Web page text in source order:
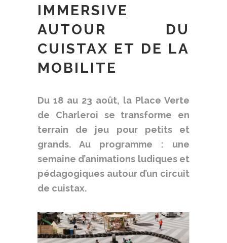
IMMERSIVE
AUTOUR DU
CUISTAX ET DE LA
MOBILITE
Du 18 au 23 août, la Place Verte
de Charleroi se transforme en
terrain de jeu pour petits et
grands. Au programme : une
semaine d’animations ludiques et
pédagogiques autour d’un circuit
de cuistax.